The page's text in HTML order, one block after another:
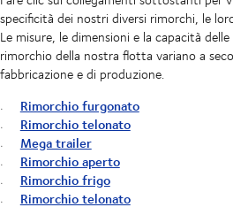
specificità dei nostri diversi rimorchi, le
Le misure, le dimensioni e la capacità
rimorchio della nostra flotta variano a
fabbricazione e di produzione.
Rimorchio furgonato
Rimorchio telonato
Mega trailer
Rimorchio aperto
Rimorchio frigo
Rimorchio telonato